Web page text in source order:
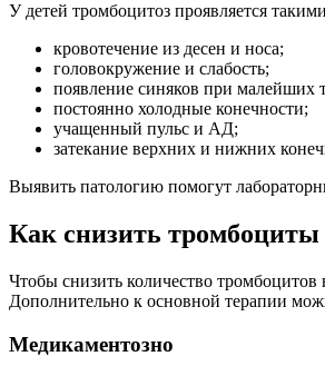
У детей тромбоцитоз проявляется
кровотечение из десен и носа;
головокружение и слабость;
появление синяков при малейших
постоянно холодные конечности;
учащенный пульс и АД;
затекание верхних и нижних
Выявить патологию помогут
Как снизить тромбоциты
Чтобы снизить количество тромбоцитов
Дополнительно к основной терапии
Медикаментозно